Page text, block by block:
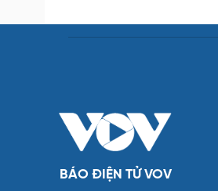
BÁO ĐIỆN TỬ VOV